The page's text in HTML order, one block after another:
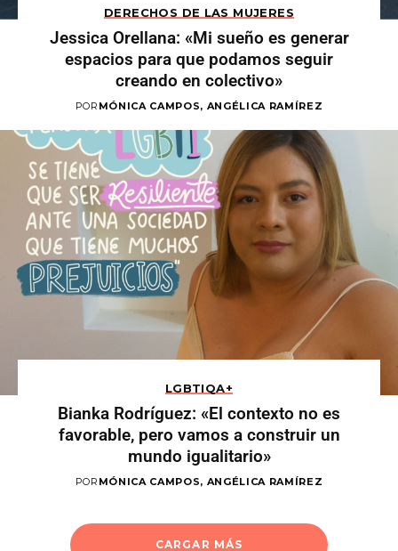
DERECHOS DE LAS MUJERES
Jessica Orellana: «Mi sueño es generar
espacios para que podamos seguir
creando en colectivo»
POR MÓNICA CAMPOS, ANGÉLICA RAMÍREZ
LGBTIQA+
Bianka Rodríguez: «El contexto no es
favorable, pero vamos a construir un
mundo igualitario»
POR MÓNICA CAMPOS, ANGÉLICA RAMÍREZ
CARGAR MÁS